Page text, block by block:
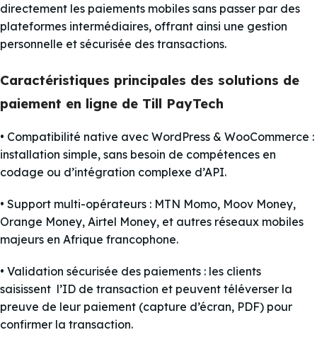
directement les paiements mobiles sans passer par des
plateformes intermédiaires, offrant ainsi une gestion
personnelle et sécurisée des transactions.
Caractéristiques principales des solutions de
paiement en ligne de Till PayTech
• Compatibilité native avec WordPress & WooCommerce :
installation simple, sans besoin de compétences en
codage ou d’intégration complexe d’API.
• Support multi-opérateurs : MTN Momo, Moov Money,
Orange Money, Airtel Money, et autres réseaux mobiles
majeurs en Afrique francophone.
• Validation sécurisée des paiements : les clients
saisissent l’ID de transaction et peuvent téléverser la
preuve de leur paiement (capture d’écran, PDF) pour
confirmer la transaction.